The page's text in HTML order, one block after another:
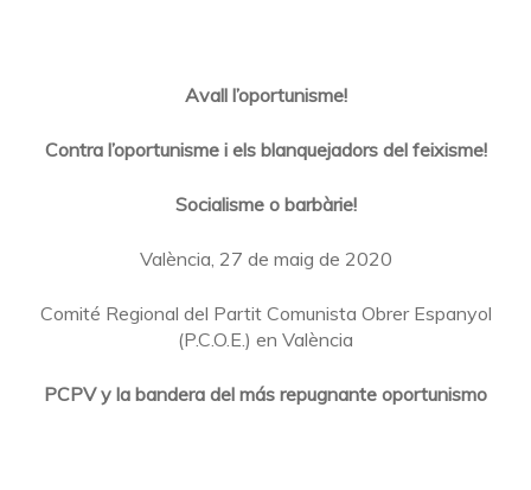
Avall l’oportunisme!
Contra l’oportunisme i els blanquejadors del feixisme!
Socialisme o barbàrie!
València, 27 de maig de 2020
Comité Regional del Partit Comunista Obrer Espanyol
(P.C.O.E.) en València
PCPV y la bandera del más repugnante oportunismo